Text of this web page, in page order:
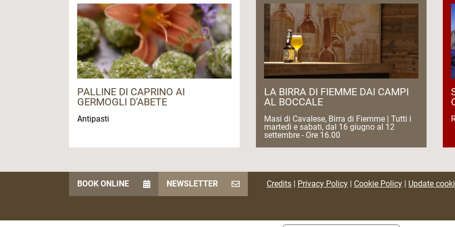
PALLINE DI CAPRINO AI
GERMOGLI D'ABETE
Antipasti
LA BIRRA DI FIEMME DAI CAMPI
AL BOCCALE
Masi di Cavalese, Birra di Fiemme | Tutti i
martedì e sabati, dal 16 giugno al 12
settembre - Ore 16.00
BOOK ONLINE NEWSLETTER Credits Privacy Policy Cookie Policy Update